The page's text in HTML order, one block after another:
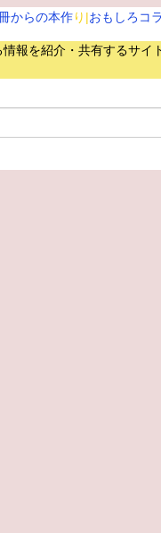
からの本作り|おもしろコ
報を紹介・共有するサイ